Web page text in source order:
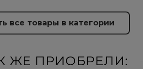
все товары в категории
ЖЕ ПРИОБРЕЛИ: